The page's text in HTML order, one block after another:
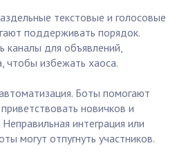
текстовые и голосовые
поддерживать порядок.
каналы для объявлений,
чтобы избежать хаоса.
Боты помогают
новичков и
Неправильная интеграция или
могут отпугнуть участников.